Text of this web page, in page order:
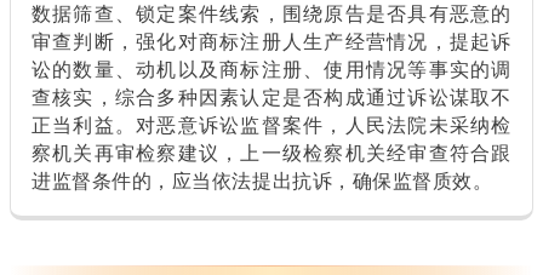
数据筛查、锁定案件线索，围绕原告是否具有恶意的
审查判断，强化对商标注册人生产经营情况，提起诉
讼的数量、动机以及商标注册、使用情况等事实的调
查核实，综合多种因素认定是否构成通过诉讼谋取不
正当利益。对恶意诉讼监督案件，人民法院未采纳检
察机关再审检察建议，上一级检察机关经审查符合跟
进监督条件的，应当依法提出抗诉，确保监督质效。